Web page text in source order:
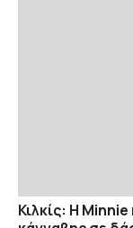
Κιλκίς: Η